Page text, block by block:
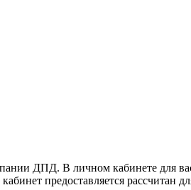
ДПД. В личном кабинете для
предоставляется рассчитан